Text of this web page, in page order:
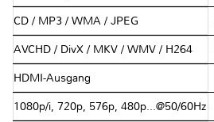
CD / MP3 / WMA / JPEG
AVCHD / DivX / MKV / WMV / H264
HDMI-Ausgang
1080p/i, 720p, 576p, 480p...@50/60Hz